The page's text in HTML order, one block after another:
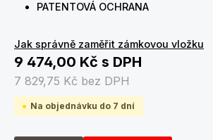
PATENTOVÁ OCHRANA
Jak správně zaměřit zámkovou vložku
9 474,00 Kč s DPH
7 829,75 Kč bez DPH
Na objednávku do 7 dní